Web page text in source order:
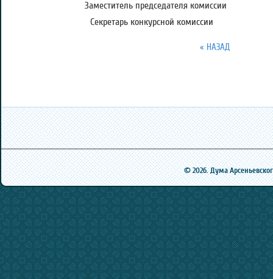
Заместитель председателя
Секретарь конкурсной
« НАЗАД
© 2026. Дума